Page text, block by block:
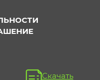
Скачать